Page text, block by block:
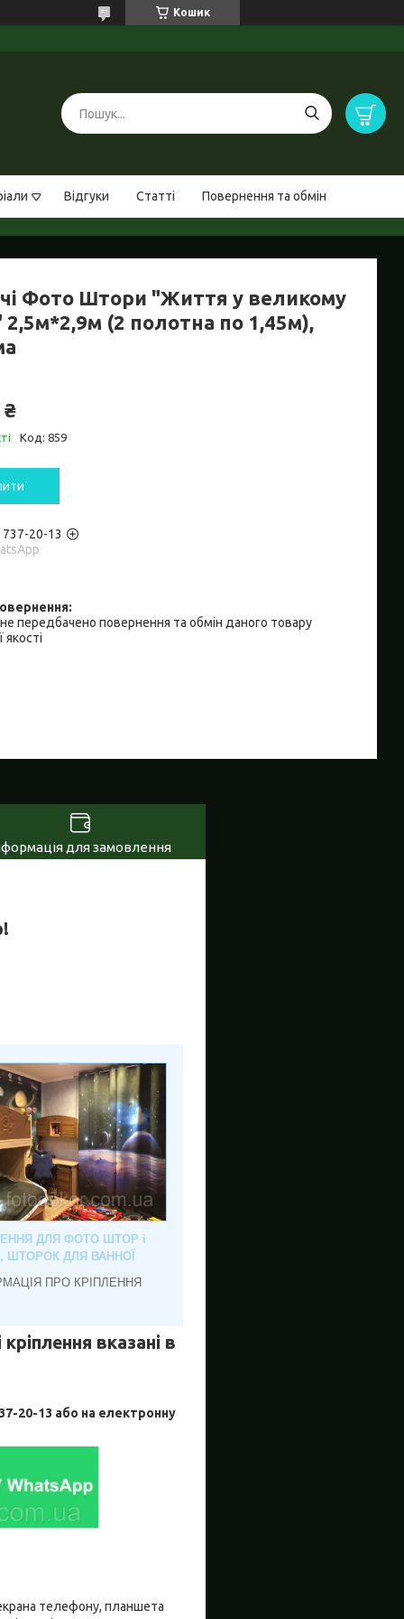
Кошик
Відгуки Статті Повернення та обмін
Фото Штори "Життя у великому
2,5м*2,9м (2 полотна по 1,45м),
Код: 859
737-20-13
передбачено повернення та обмін даного товару
для замовлення
ДЛЯ ФОТО ШТОР і
ШТОРОК ДЛЯ ВАННОЇ
ПРО КРІПЛЕННЯ
вказані в
13 або на електронну
телефону, планшета